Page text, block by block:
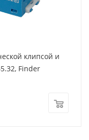
клипсой и
Finder